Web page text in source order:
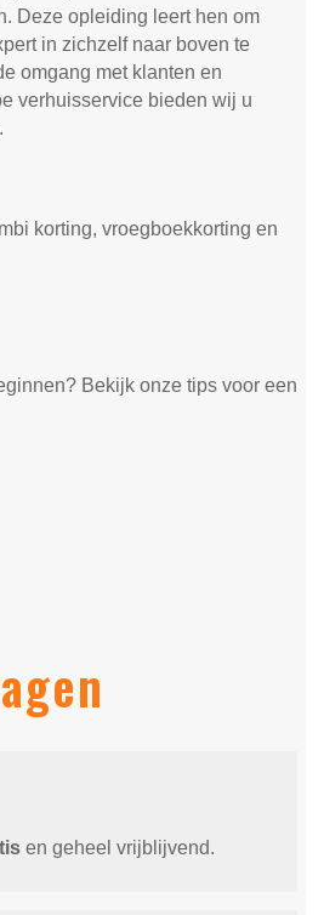
Deze opleiding leert hen om
in zichzelf naar boven te
omgang met klanten en
verhuisservice bieden wij u
korting, vroegboekkorting en
Bekijk onze tips voor een
en geheel vrijblijvend.